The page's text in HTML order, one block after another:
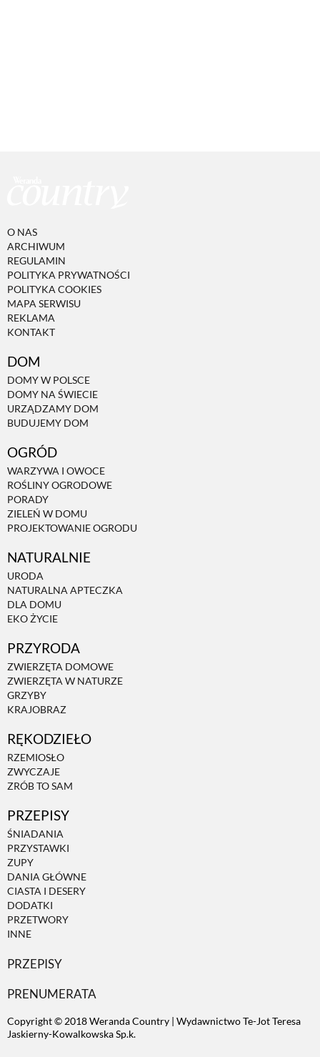
O NAS
ARCHIWUM
REGULAMIN
POLITYKA PRYWATNOŚCI
POLITYKA COOKIES
MAPA SERWISU
REKLAMA
KONTAKT
DOM
DOMY W POLSCE
DOMY NA ŚWIECIE
URZĄDZAMY DOM
BUDUJEMY DOM
OGRÓD
WARZYWA I OWOCE
ROŚLINY OGRODOWE
PORADY
ZIELEŃ W DOMU
PROJEKTOWANIE OGRODU
NATURALNIE
URODA
NATURALNA APTECZKA
DLA DOMU
EKO ŻYCIE
PRZYRODA
ZWIERZĘTA DOMOWE
ZWIERZĘTA W NATURZE
GRZYBY
KRAJOBRAZ
RĘKODZIEŁO
RZEMIOSŁO
ZWYCZAJE
ZRÓB TO SAM
PRZEPISY
ŚNIADANIA
PRZYSTAWKI
ZUPY
DANIA GŁÓWNE
CIASTA I DESERY
DODATKI
PRZETWORY
INNE
PRZEPISY
PRENUMERATA
Copyright © 2018 Weranda Country | Wydawnictwo Te-Jot Teresa
Jaskierny-Kowalkowska Sp.k.